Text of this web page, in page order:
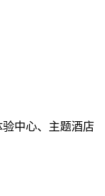
中心、主题酒店